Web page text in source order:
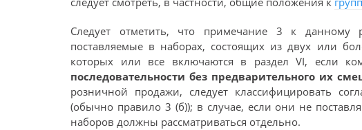
Следует отметить, что примечание 3 к данному
поставляемые в наборах, состоящих из двух или
которых или все включаются в раздел VI, если
последовательности без предварительного их
розничной продажи, следует классифицировать
(обычно правило 3 (б)); в случае, если они не
наборов должны рассматриваться отдельно.